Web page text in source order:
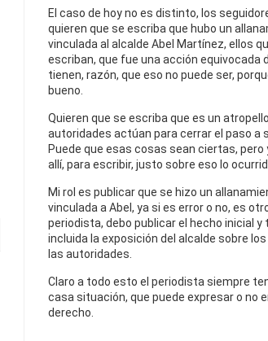
El caso de hoy no es distinto, los
quieren que se escriba que hubo un
vinculada al alcalde Abel Martínez, ellos
escriban, que fue una acción equivocada
tienen, razón, que eso no puede ser,
bueno.
Quieren que se escriba que es un
autoridades actúan para cerrar el paso a
Puede que esas cosas sean ciertas, pero
allí, para escribir, justo sobre eso lo
Mi rol es publicar que se hizo un
vinculada a Abel, ya si es error o no, es
periodista, debo publicar el hecho inicial y
incluida la exposición del alcalde sobre
las autoridades.
Claro a todo esto el periodista siempre
casa situación, que puede expresar o no
derecho.